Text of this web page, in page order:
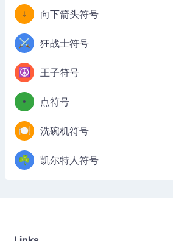
↓ 向下箭头符号
⚔️ 狂战士符号
☮️ 王子符号
• 点符号
🍽️ 洗碗机符号
☘️ 凯尔特人符号